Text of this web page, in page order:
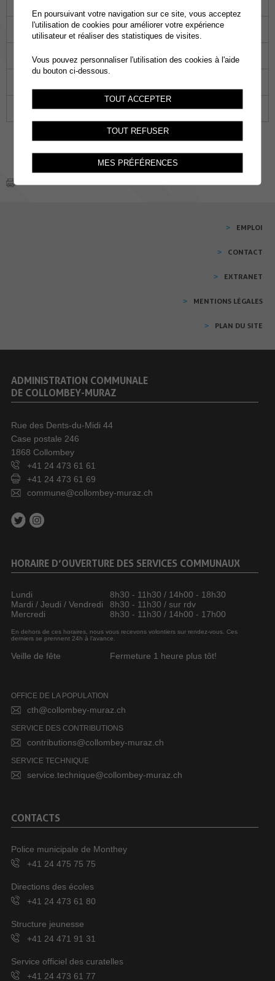
04 05 06 07 08
13 14 15
25 26 27 28 29
EMPLOI
CONTACT
EXTRANET
MENTIONS LÉGALES
PLAN DU SITE
ADMINISTRATION COMMUNALE
DE COLLOMBEY-MURAZ
Rue des Dents-du-Midi 44
Case postale 246
1868 Collombey
+41 24 473 61 61
+41 24 473 61 69
commune@collombey-muraz.ch
HORAIRE D’OUVERTURE DES SERVICES COMMUNAUX
Lundi
8h30 - 11h30 / 14h00 - 18h30
Mardi / Jeudi / Vendredi
8h30 - 11h30 / sur rdv
Mercredi
8h30 - 11h30 / 14h00 - 17h00
En dehors de ces horaires, nous vous recevons volontiers sur rendez-vous. Ces
derniers se prennent 24h à l’avance.
Veille de fête Fermeture 1 heure plus tôt!
OFFICE DE LA POPULATION
cth@collombey-muraz.ch
SERVICE DES CONTRIBUTIONS
contributions@collombey-muraz.ch
SERVICE TECHNIQUE
service.technique@collombey-muraz.ch
CONTACTS
Police municipale de Monthey
+41 24 475 75 75
Directions des écoles
+41 24 473 61 80
Structure jeunesse
+41 24 471 91 31
Service officiel des curatelles
+41 24 473 61 77
En poursuivant votre navigation sur ce site, vous acceptez
l'utilisation de cookies pour améliorer votre expérience
utilisateur et réaliser des statistiques de visites.
Vous pouvez personnaliser l'utilisation des cookies à l'aide
du bouton ci-dessous.
TOUT ACCEPTER
TOUT REFUSER
MES PRÉFÉRENCES